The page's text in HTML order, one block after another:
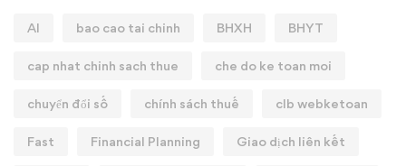
AI bao cao tai chinh BHXH BHYT
cap nhat chinh sach thue che do ke toan moi
chuyển đổi số chính sách thuế clb webketoan
Fast Financial Planning Giao dịch liên kết